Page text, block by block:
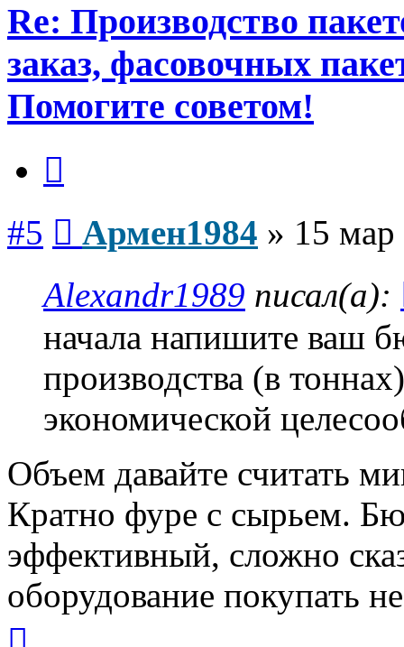
Re: Производство
заказ, фасовочных
Помогите советом!
#5 Армен1984 » 15
Alexandr1989 писал(а):
начала напишите ваш
производства (в
экономической
Объем давайте считать
Кратно фуре с сырьем.
эффективный, сложно
оборудование покупать